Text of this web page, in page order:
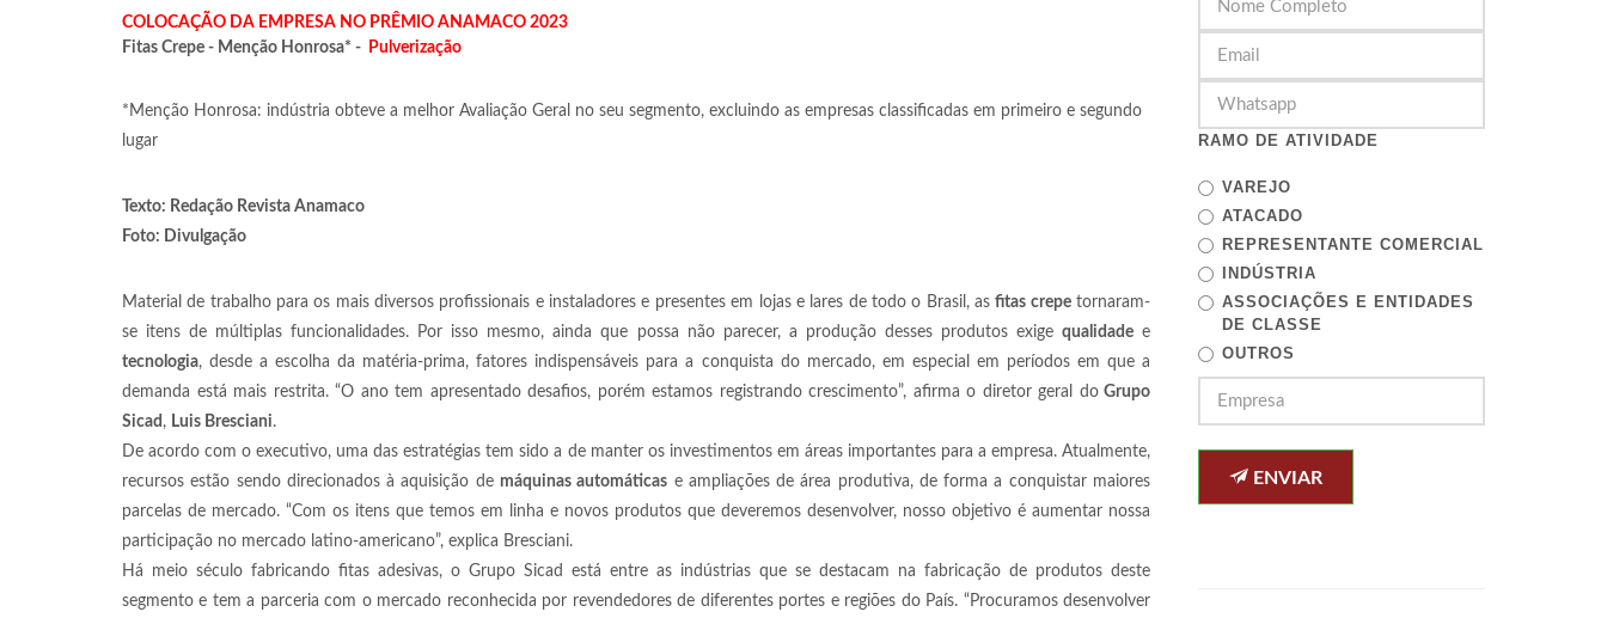
COLOCAÇÃO DA EMPRESA NO PRÊMIO ANAMACO 2023
Fitas Crepe - Menção Honrosa* -
Pulverização
*Menção Honrosa: indústria obteve a melhor Avaliação Geral no seu segmento, excluindo as empresas classificadas em primeiro e segundo
lugar
Texto: Redação Revista Anamaco
Foto: Divulgação
Material de trabalho para os mais diversos profissionais e instaladores e presentes em lojas e lares de todo o Brasil, asfitas crepetornaram-
se itens de múltiplas funcionalidades. Por isso mesmo, ainda que possa não parecer, a produção desses produtos exige qualidadee
tecnologia, desde a escolha da matéria-prima, fatores indispensáveis para a conquista do mercado, em especial em períodos em que a
demanda está mais restrita. “O ano tem apresentado desafios, porém estamos registrando crescimento”, afirma o diretor geral doGrupo
Sicad , Luis Bresciani.
De acordo com o executivo, uma das estratégias tem sido a de manter os investimentos em áreas importantes para a empresa. Atualmente,
recursos estão sendo direcionados à aquisição de máquinas automáticas e ampliações de área produtiva, de forma a conquistar maiores
parcelas de mercado. “Com os itens que temos em linha e novos produtos que deveremos desenvolver, nosso objetivo é aumentar nossa
participação no mercado latino-americano”, explica Bresciani.
Há meio século fabricando fitas adesivas, o Grupo Sicad está entre as indústrias que se destacam na fabricação de produtos deste
segmento e tem a parceria com o mercado reconhecida por revendedores de diferentes portes e regiões do País. “Procuramos desenvolver
RAMO DE ATIVIDADE
VAREJO
ATACADO
REPRESENTANTE COMERCIAL
INDÚSTRIA
ASSOCIAÇÕES E ENTIDADES
DE CLASSE
OUTROS
ENVIAR